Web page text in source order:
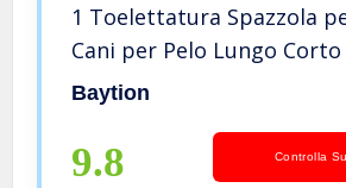
1 Toelettatura Spazzola
Cani per Pelo Lungo
Eliminare Pelo Superfluo
Baytion
9.8 Controlla